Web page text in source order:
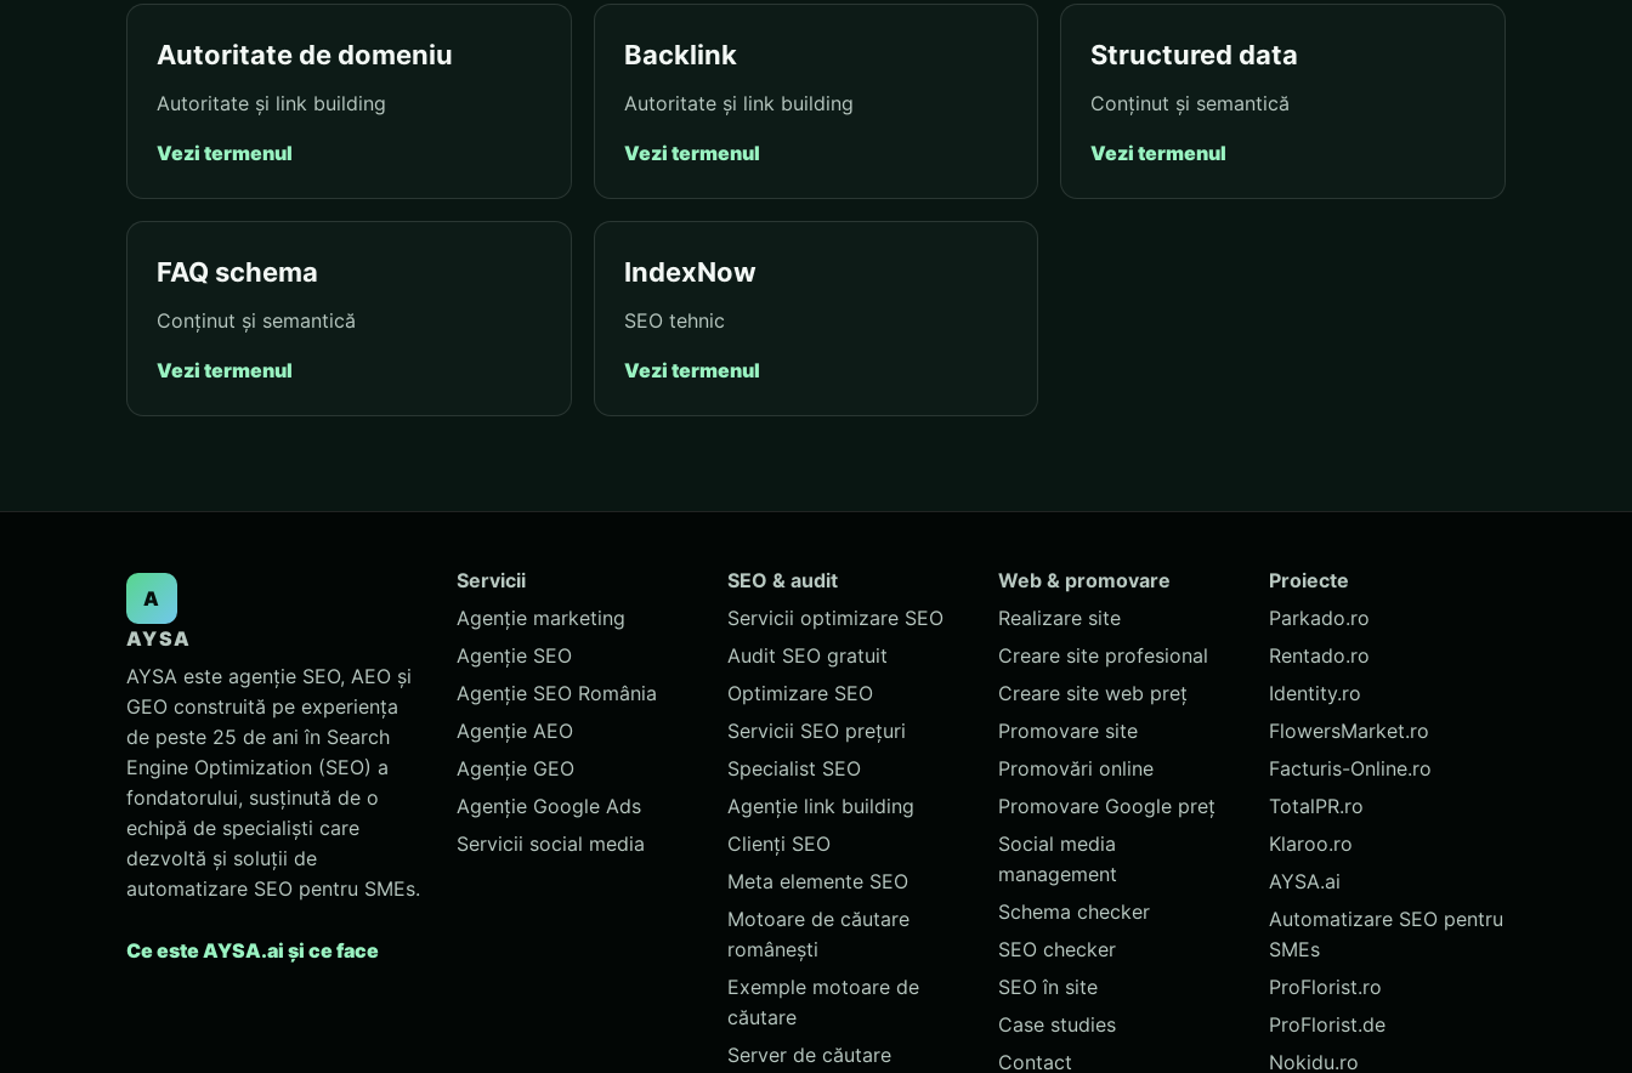
Autoritate de domeniu
Autoritate și link building
Vezi termenul
Backlink
Autoritate și link building
Vezi termenul
Structured data
Conținut și semantică
Vezi termenul
FAQ schema
Conținut și semantică
Vezi termenul
IndexNow
SEO tehnic
Vezi termenul
A
AYSA
AYSA este agenție SEO, AEO și
GEO construită pe experiența
de peste 25 de ani în Search
Engine Optimization (SEO) a
fondatorului, susținută de o
echipă de specialiști care
dezvoltă și soluții de
automatizare SEO pentru SMEs.
Ce este AYSA.ai și ce face
Servicii
Agenție marketing
Agenție SEO
Agenție SEO România
Agenție AEO
Agenție GEO
Agenție Google Ads
Servicii social media
SEO & audit
Servicii optimizare SEO
Audit SEO gratuit
Optimizare SEO
Servicii SEO prețuri
Specialist SEO
Agenție link building
Clienți SEO
Meta elemente SEO
Motoare de căutare
românești
Exemple motoare de
căutare
Server de căutare
Web & promovare
Realizare site
Creare site profesional
Creare site web preț
Promovare site
Promovări online
Promovare Google preț
Social media
management
Schema checker
SEO checker
SEO în site
Case studies
Contact
Proiecte
Parkado.ro
Rentado.ro
Identity.ro
FlowersMarket.ro
Facturis-Online.ro
TotalPR.ro
Klaroo.ro
AYSA.ai
Automatizare SEO pentru
SMEs
ProFlorist.ro
ProFlorist.de
Nokidu.ro